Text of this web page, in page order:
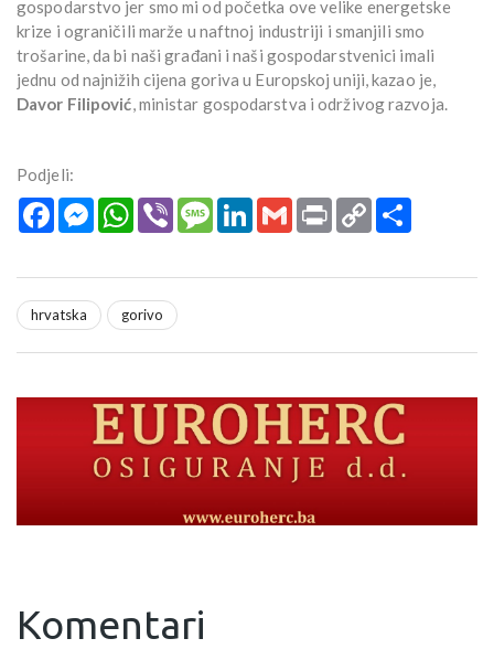
gospodarstvo jer smo mi od početka ove velike energetske
krize i ograničili marže u naftnoj industriji i smanjili smo
trošarine, da bi naši građani i naši gospodarstvenici imali
jednu od najnižih cijena goriva u Europskoj uniji, kazao je,
Davor Filipović, ministar gospodarstva i održivog razvoja.
Podjeli:
FacebookMessengerWhatsApp
Viber MessageLinkedInGmail Print Copy
Link
hrvatska gorivo
Komentari